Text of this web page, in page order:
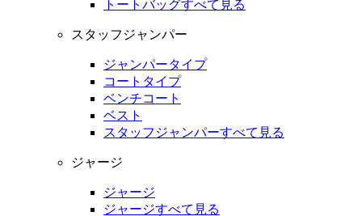
トートバッグすべて見る
スタッフジャンパー
ジャンパータイプ
コートタイプ
ベンチコート
ベスト
スタッフジャンパーすべて見る
ジャージ
ジャージ
ジャージすべて見る